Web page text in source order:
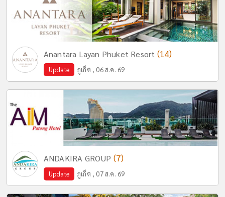
Anantara Layan Phuket Resort (14)
Update ภูเก็ต , 06 ส.ค. 69
ANDAKIRA GROUP (7)
Update ภูเก็ต , 07 ส.ค. 69